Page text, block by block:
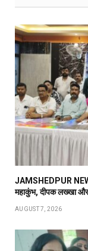
JAMSHEDPUR
महाकुंभ, दीपक लख्खा
AUGUST 7, 2026